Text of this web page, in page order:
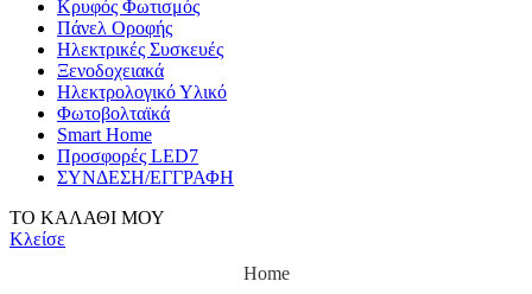
Κρυφός Φωτισμός
Πάνελ Οροφής
Ηλεκτρικές Συσκευές
Ξενοδοχειακά
Ηλεκτρολογικό Υλικό
Φωτοβολταϊκά
Smart Home
Προσφορές LED7
ΣΥΝΔΕΣΗ/ΕΓΓΡΑΦΗ
ΤΟ ΚΑΛΑΘΙ ΜΟΥ
Κλείσε
Home